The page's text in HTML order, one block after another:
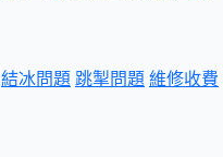
結冰問題跳掣問題維修收費